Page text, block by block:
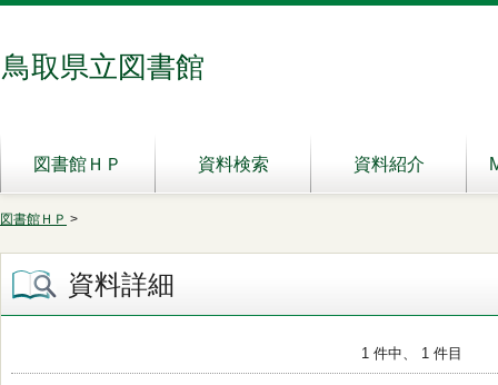
鳥取県立図書館
図書館ＨＰ 資料検索 資料紹介
図書館ＨＰ >
資料詳細
1 件中、 1 件目